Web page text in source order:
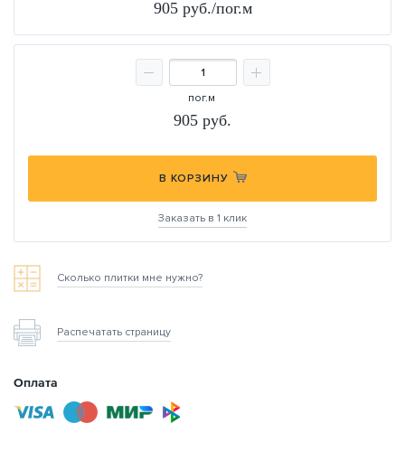
905 руб./пог.м
пог.м
905 руб.
В КОРЗИНУ
Заказать в 1 клик
Сколько плитки мне нужно?
Распечатать страницу
Оплата